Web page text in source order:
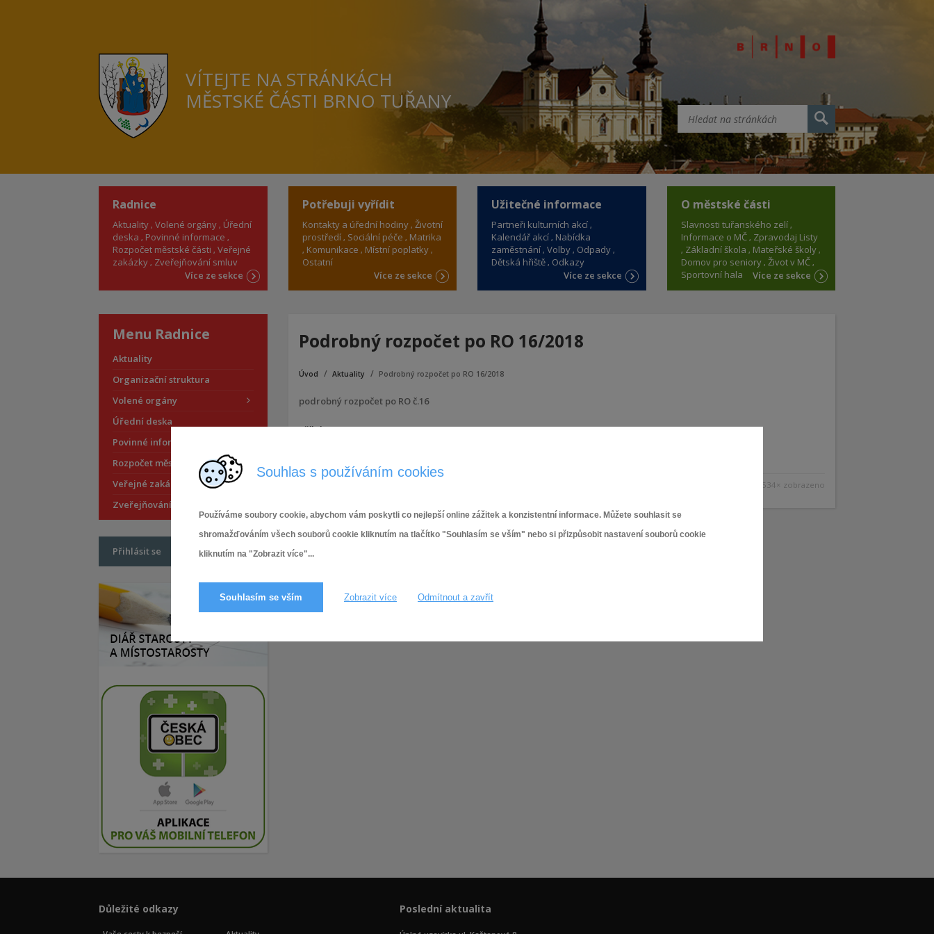
Souhlas s používáním cookies
Používáme soubory cookie, abychom vám poskytli co nejlepší online zážitek a konzistentní informace. Můžete souhlasit se
shromažďováním všech souborů cookie kliknutím na tlačítko "Souhlasím se vším" nebo si přizpůsobit nastavení souborů cookie
kliknutím na "Zobrazit více"...
Souhlasím se vším Zobrazit více Odmítnout a zavřít
VÍTEJTE NA STRÁNKÁCH
MĚSTSKÉ ČÁSTI BRNO TUŘANY
Radnice
Aktuality Volené orgány Úřední
deska
Povinné informace
Rozpočet městské části Veřejné
zakázky Zveřejňování smluv
Více ze sekce
Potřebuji vyřídit
Kontakty a úřední hodiny Životní
prostředí Sociální péče
Matrika
Komunikace
Místní poplatky
Ostatní
Více ze sekce
Užitečné informace
Partneři kulturních akcí
Kalendář akcí Nabídka
zaměstnání Volby Odpady
Dětská hřiště Odkazy
Více ze sekce
O městské části
Slavnosti tuřanského zelí
Informace o MČ Zpravodaj Listy
Základní škola
Mateřské školy
Domov pro seniory Život v MČ
Sportovní hala
Více ze sekce
Podrobný rozpočet po RO 16/2018
Úvod Aktuality Podrobný rozpočet po RO 16/2018
podrobný rozpočet po RO č.16
Přílohy:
1 534× zobrazeno
Menu Radnice
Aktuality
Organizační struktura
Volené orgány
Úřední deska
Povinné informace
Rozpočet městské části
Veřejné zakázky
Zveřejňování smluv
Přihlásit se
Důležité odkazy Poslední aktualita